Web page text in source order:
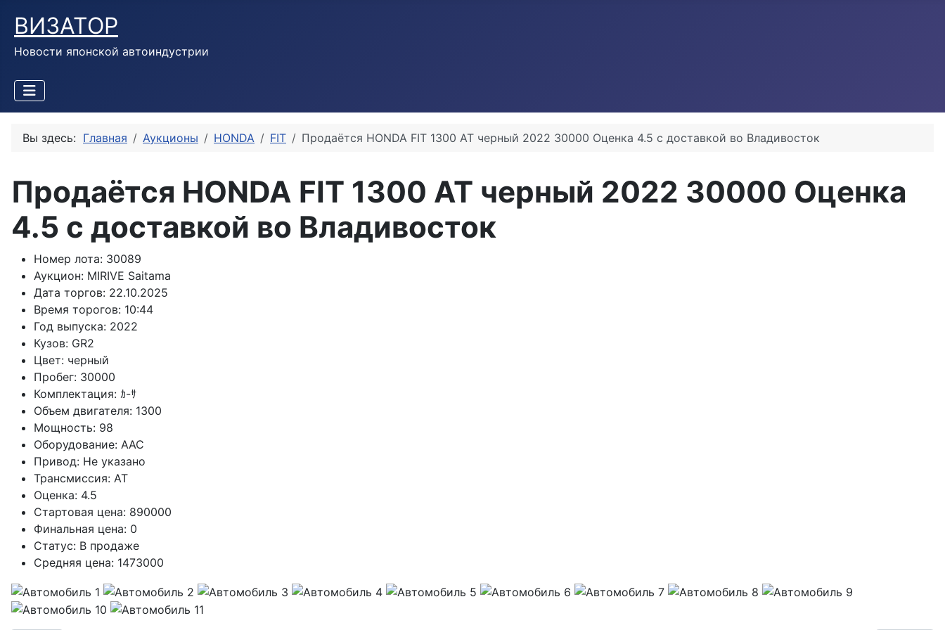
ВИЗАТОР
Новости японской автоиндустрии
Вы здесь: Главная Аукционы HONDA FIT Продаётся HONDA FIT 1300 AT черный 2022 30000 Оценка 4.5 с доставкой во Владивосток
Продаётся HONDA FIT 1300 AT черный 2022 30000 Оценка
4.5 с доставкой во Владивосток
Номер лота: 30089
Аукцион: MIRIVE Saitama
Дата торгов: 22.10.2025
Время торогов: 10:44
Год выпуска: 2022
Кузов: GR2
Цвет: черный
Пробег: 30000
Комплектация: ｶ-ｻ
Объем двигателя: 1300
Мощность: 98
Оборудование: AAC
Привод: Не указано
Трансмиссия: AT
Оценка: 4.5
Стартовая цена: 890000
Финальная цена: 0
Статус: В продаже
Средняя цена: 1473000